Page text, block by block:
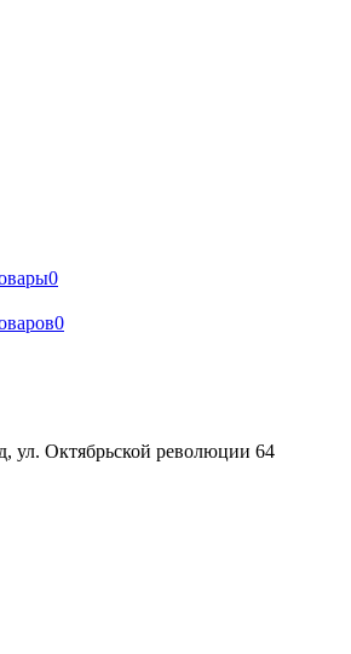
0
0
ул. Октябрьской революции 64